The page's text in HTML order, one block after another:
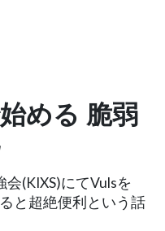
める 脆弱
(KIXS)にてVulsを
と超絶便利という話